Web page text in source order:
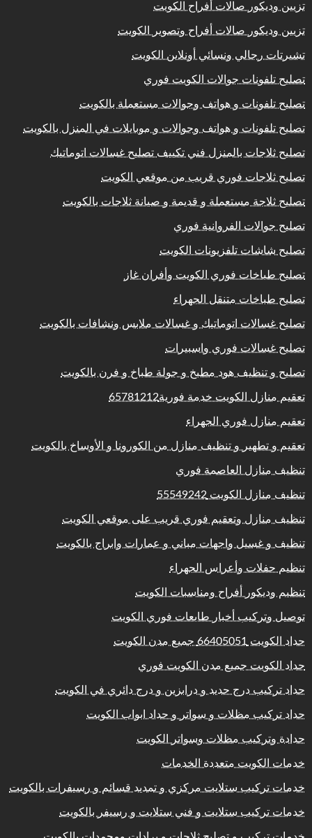
تزيين وديكور صالات أفراح الكويت
تزيين وديكور صالات أفراح وتصوير الكويت
تشيرتات رجالي ونسائي أونلاين الكويت
تصليح تلفونات جوالات الكويت فوري
تصليح تلفونات و هواتف وجوالات مستعملة بالكويت
تصليح تلفونات و هواتف وجوالات و موبايلات في المنزل بالكويت
تصليح ثلاجات بالمنزل فني تكييف تصليح غسالات اتوماتيك
تصليح ثلاجات فوري قريب من موقعي الكويت
تصليح ثلاجة مستعملة و قديمة و صيانة ثلاجات بالكويت
تصليح جوالات الفروانية فوري
تصليح شاشات تلفزيونات الكويت
تصليح طباخات فوري الكويت وأفران غاز
تصليح طباخات متنقل الجهراء
تصليح غسالات اتوماتيك و غسالات ملابس ونشافات بالكويت
تصليح غسالات فوري واسبيرات
تصليح و تنظيف هود مطبخ و جولة طباخ و فرن بالكويت
تعقيم منازل الكويت خدمة فورية65781212
تعقيم منازل فوري الجهراء
تعقيم و تطهير و تنظيف منازل من الكورونا و الأوساخ بالكويت
تنظيف منازل العاصمة فوري
تنظيف منازل الكويت 55549242
تنظيف منازل وتعقيم فوري قريب على موقعي الكويت
تنظيف و غسيل واجهات مباني و عمارات وابراج بالكويت
تنظيم حفلات وأعراس الجهراء
تنظيم وديكور أفراح ومناسبات الكويت
توصيل وتركيب أخبار طابعات فوري الكويت
حداد الكويت 66405051 جميع مدن الكويت
حداد الكويت جميع مدن الكويت فوري
حداد تركيب درج حديد و درابزين و درج دائري في الكويت
حداد تركيب مظلات و سواتر و حداد ابواب الكويت
حدادة وتركيب مظلات وسواتر الكويت
خدمات الكويت متعددة الخدمات
خدمات تركيب ستلايت مركزي و تمديد قسائم و رسيفرات بالكويت
خدمات تركيب ستلايت و فني ستلايت و رسيفر بالكويت